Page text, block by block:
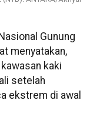
Gunung
menyatakan,
kaki
setelah
ekstrem di awal